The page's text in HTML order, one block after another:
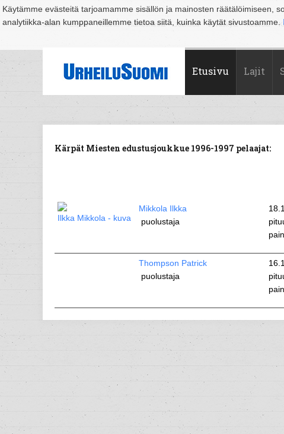
Käytämme evästeitä tarjoamamme sisällön ja mainosten räätälöimiseen,
analytiikka-alan kumppaneillemme tietoa siitä, kuinka käytät sivustoamme.
Suomi Espoo Helsinki Hämeenlinna Joensuu Jyväskylä Kouvola
Etusivu Lajit
Kärpät Miesten edustusjoukkue 1996-1997 pelaajat:
Mikkola Ilkka
puolustaja
Thompson Patrick
puolustaja